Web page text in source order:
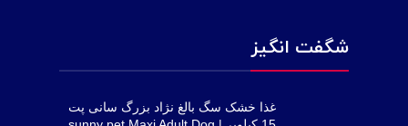
شگفت انگیز
غذا خشک سگ بالغ نژاد بزرگ سانی پت